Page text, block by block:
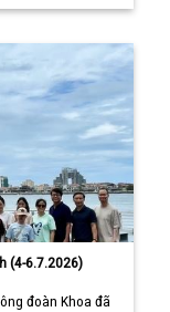
(4-6.7.2026)
đoàn Khoa đã